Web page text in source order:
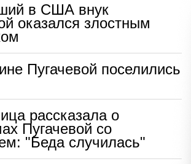
в США внук
оказался злостным
Пугачевой поселились
рассказала о
Пугачевой со
"Беда случилась"